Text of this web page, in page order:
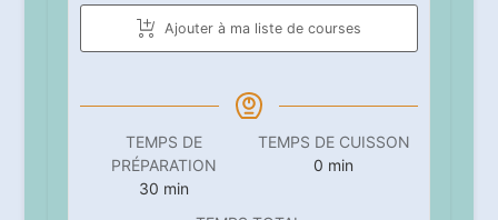
Ajouter à ma liste de courses
TEMPS DE
PRÉPARATION
30 minutes
min
TEMPS DE CUISSON
0 minutes
min